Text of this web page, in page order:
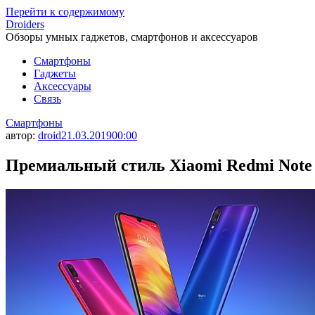
Перейти к содержимому
Droiders
Обзоры умных гаджетов, смартфонов и аксессуаров
Смартфоны
Гаджеты
Аксессуары
Связь
Смартфоны
автор: droid21.03.201900:00
Премиальный стиль Xiaomi Redmi Note